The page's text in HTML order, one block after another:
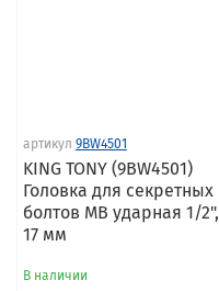
артикул 9BW4501
KING TONY (9BW4501)
Головка для секретных
болтов MB ударная 1/2",
17 мм
В наличии